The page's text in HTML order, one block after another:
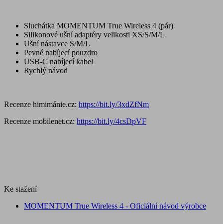
Sluchátka MOMENTUM True Wireless 4 (pár)
Silikonové ušní adaptéry velikosti XS/S/M/L
Ušní nástavce S/M/L
Pevné nabíjecí pouzdro
USB-C nabíjecí kabel
Rychlý návod
Recenze himimánie.cz: https://bit.ly/3xdZfNm
Recenze mobilenet.cz: https://bit.ly/4csDpVF
Ke stažení
MOMENTUM True Wireless 4 - Oficiální návod výrobce